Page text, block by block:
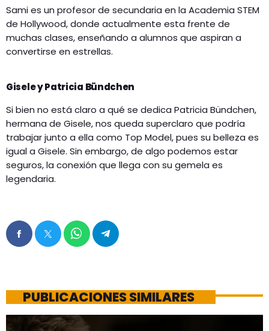
Sami es un profesor de secundaria en la Academia STEM
de Hollywood, donde actualmente esta frente de
muchas clases, enseñando a alumnos que aspiran a
convertirse en estrellas.
Gisele y Patricia Bündchen
Si bien no está claro a qué se dedica Patricia Bündchen,
hermana de Gisele, nos queda superclaro que podría
trabajar junto a ella como Top Model, pues su belleza es
igual a Gisele. Sin embargo, de algo podemos estar
seguros, la conexión que llega con su gemela es
legendaria.
PUBLICACIONES SIMILARES